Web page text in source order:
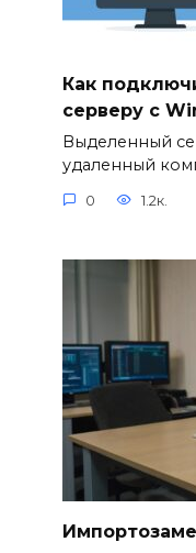
Как
серверу с
Выделенный
удаленный
0 1.2к.